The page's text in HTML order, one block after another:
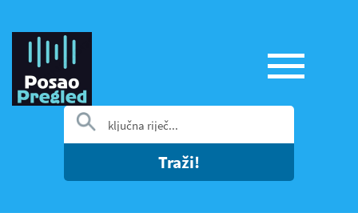
Traži!